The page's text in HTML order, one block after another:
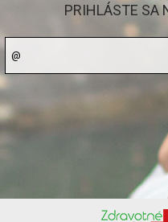
PRIHLÁSTE SA